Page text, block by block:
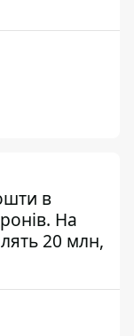
в
На
20 млн,